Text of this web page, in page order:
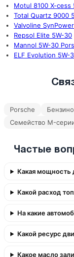
Motul 8100 X-cess
Total Quartz 9000
Valvoline
Repsol Elite 5W-30
Mannol 5W-30
ELF Evolution 5W-
Porsche
Семейство M-
Частые
Какая мощность
Какой расход
На какие
Какой ресурс
Какое масло